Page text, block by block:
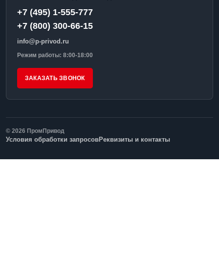
+7 (495) 1-555-777
+7 (800) 300-66-15
info@p-privod.ru
Режим работы: 8:00-18:00
ЗАКАЗАТЬ ЗВОНОК
© 2026 ПромПривод
Условия обработки запросовРеквизиты и контакты